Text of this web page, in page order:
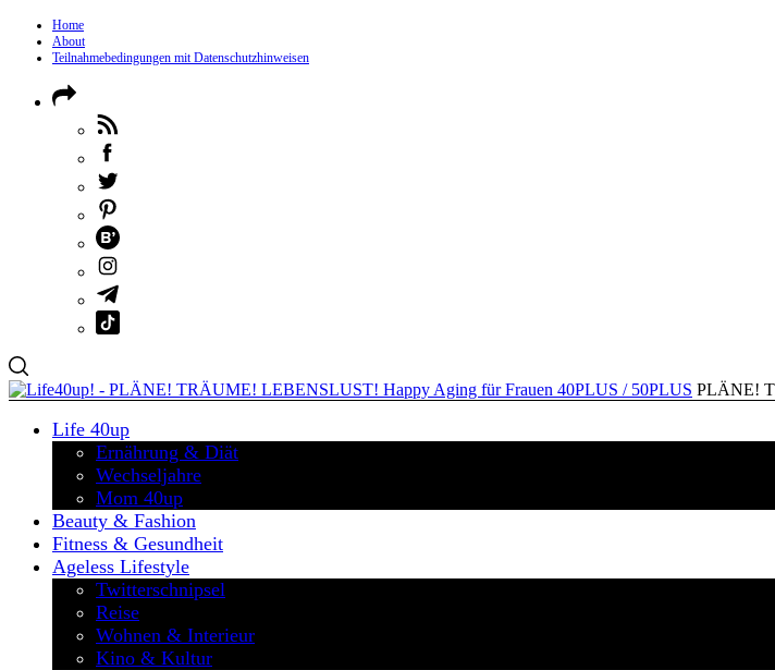
Home
About
Teilnahmebedingungen mit Datenschutzhinweisen
PLÄNE!
Life 40up
Ernährung & Diät
Wechseljahre
Mom 40up
Beauty & Fashion
Fitness & Gesundheit
Ageless Lifestyle
Twitterschnipsel
Reise
Wohnen & Interieur
Kino & Kultur